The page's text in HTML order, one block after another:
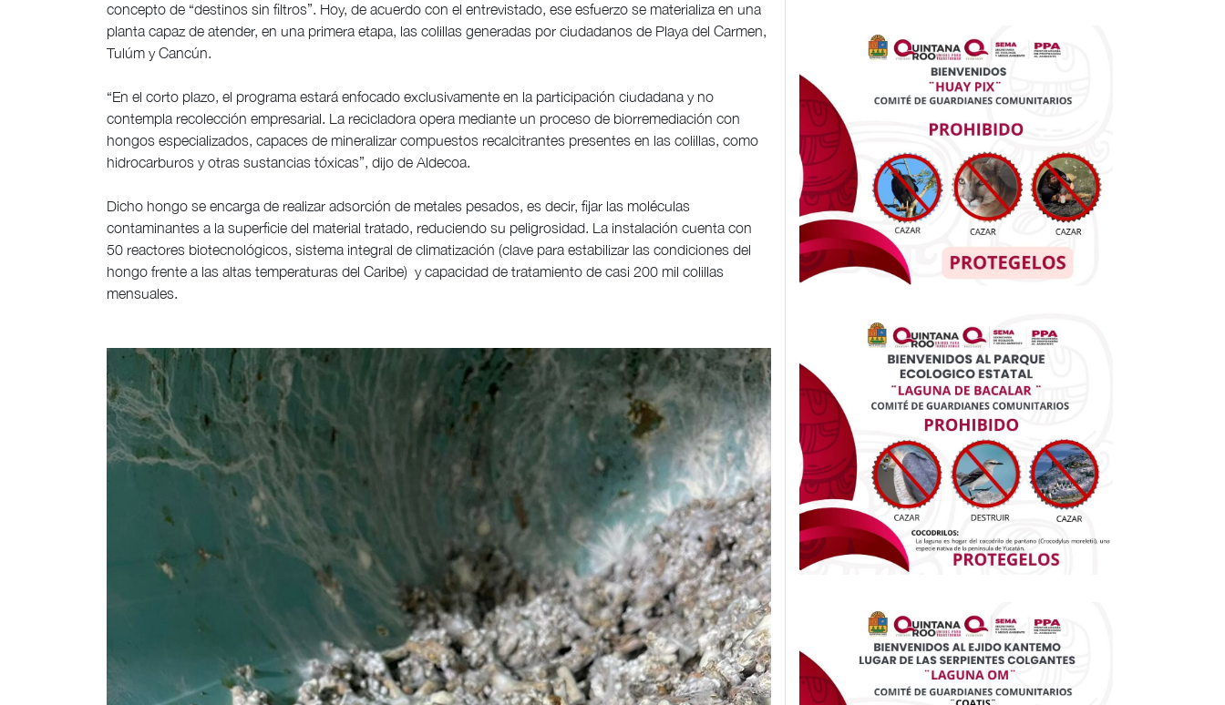
concepto de “destinos sin filtros”. Hoy, de acuerdo con el entrevistado, ese esfuerzo se materializa en una
planta capaz de atender, en una primera etapa, las colillas generadas por ciudadanos de Playa del Carmen,
Tulúm y Cancún.
“En el corto plazo, el programa estará enfocado exclusivamente en la participación ciudadana y no
contempla recolección empresarial. La recicladora opera mediante un proceso de biorremediación con
hongos especializados, capaces de mineralizar compuestos recalcitrantes presentes en las colillas, como
hidrocarburos y otras sustancias tóxicas”, dijo de Aldecoa.
Dicho hongo se encarga de realizar adsorción de metales pesados, es decir, fijar las moléculas
contaminantes a la superficie del material tratado, reduciendo su peligrosidad. La instalación cuenta con
50 reactores biotecnológicos, sistema integral de climatización (clave para estabilizar las condiciones del
hongo frente a las altas temperaturas del Caribe) y capacidad de tratamiento de casi 200 mil colillas
mensuales.